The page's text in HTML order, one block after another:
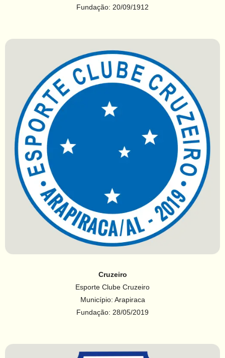
Fundação: 20/09/1912
Cruzeiro
Esporte Clube Cruzeiro
Município: Arapiraca
Fundação: 28/05/2019